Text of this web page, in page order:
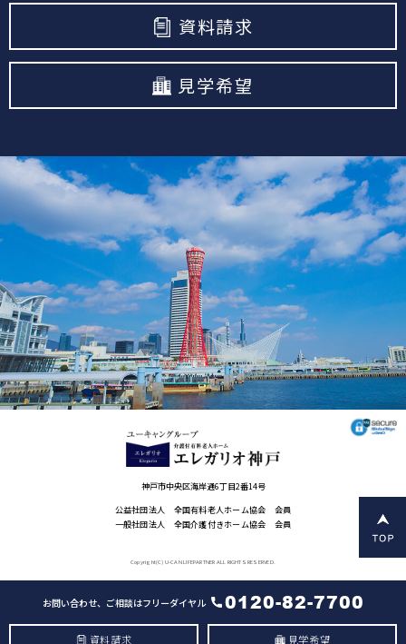
資料請求
見学希望
神戸市中央区海岸通6丁目2番14号
お問い合わせ、ご相談はフリーダイヤル 0120-82-7700
資料請求 見学希望
公益社団法人 全国有料老人ホーム協会 会員
一般社団法人 全国介護付きホーム協会 会員
Copyright(C) U-CAN LIFEPARTNER ALL RIGHTS RESERVED.